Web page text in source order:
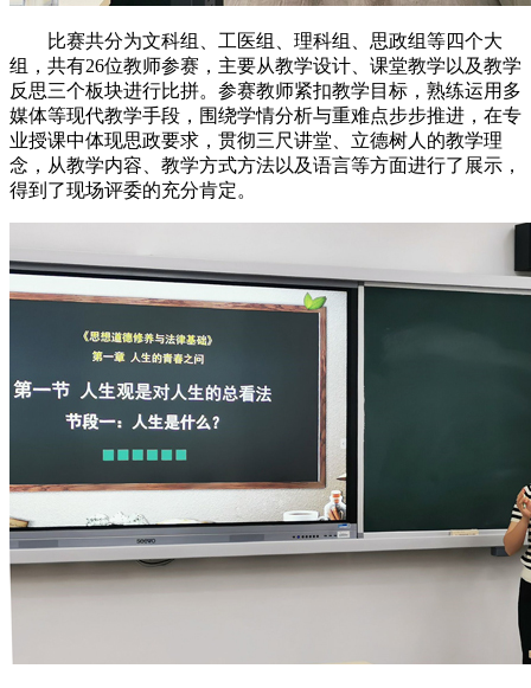
比赛共分为文科组、工医组、理科组、思政组等四个大
组，共有26位教师参赛，主要从教学设计、课堂教学以及教学
反思三个板块进行比拼。参赛教师紧扣教学目标，熟练运用多
媒体等现代教学手段，围绕学情分析与重难点步步推进，在专
业授课中体现思政要求，贯彻三尺讲堂、立德树人的教学理
念，从教学内容、教学方式方法以及语言等方面进行了展示，
得到了现场评委的充分肯定。